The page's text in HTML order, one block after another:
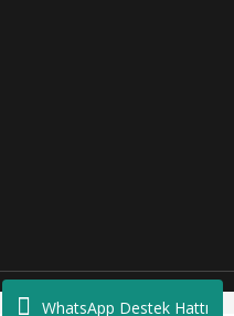
WhatsApp Destek Hattı